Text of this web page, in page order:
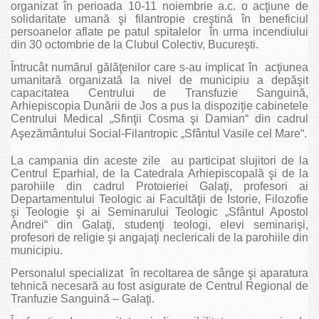
organizat în perioada 10-11 noiembrie a.c. o acţiune de
solidaritate umană şi filantropie creştină în beneficiul
persoanelor aflate pe patul spitalelor în urma incendiului
din 30 octombrie de la Clubul Colectiv, Bucureşti.
Întrucât numărul gălăţenilor care s-au implicat în acţiunea
umanitară organizată la nivel de municipiu a depăşit
capacitatea Centrului de Transfuzie Sanguină,
Arhiepiscopia Dunării de Jos a pus la dispoziţie cabinetele
Centrului Medical „Sfinţii Cosma şi Damian“ din cadrul
Aşezământului Social-Filantropic „Sfântul Vasile cel Mare“.
La campania din aceste zile au participat slujitori de la
Centrul Eparhial, de la Catedrala Arhiepiscopală şi de la
parohiile din cadrul Protoieriei Galaţi, profesori ai
Departamentului Teologic ai Facultăţii de Istorie, Filozofie
şi Teologie şi ai Seminarului Teologic „Sfântul Apostol
Andrei“ din Galaţi, studenţi teologi, elevi seminarişi,
profesori de religie şi angajaţi neclericali de la parohiile din
municipiu.
Personalul specializat în recoltarea de sânge şi aparatura
tehnică necesară au fost asigurate de Centrul Regional de
Tranfuzie Sanguină – Galaţi.